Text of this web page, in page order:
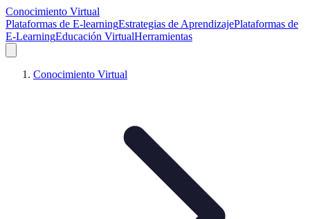
Conocimiento Virtual
Plataformas de E-learningEstrategias de AprendizajePlataformas de
E-LearningEducación VirtualHerramientas
Conocimiento Virtual